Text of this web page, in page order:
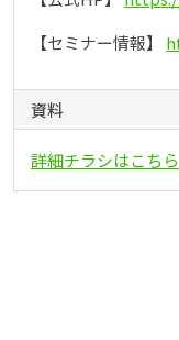
【セミナー情報】
資料
詳細チラシはこちら